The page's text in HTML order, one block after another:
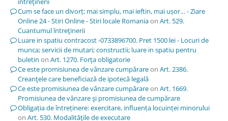
Cum se face un divorț; mai simplu, mai ieftin, mai ușor… - Ziare
Online 24 - Stiri Online - Stiri locale Romaniaon Art. 529.
Cuantumul întreţinerii
Luare in spatiu contracost -0733896700. Pret 1500 lei - Locuri de
munca; servicii de mutari; constructii; luare in spatiu pentru
buletin on Art. 1270. Forţa obligatorie
Ce este promisiunea de vânzare cumpărareon Art. 2386.
Creanţele care beneficiază de ipotecă legală
Ce este promisiunea de vânzare cumpărareon Art. 1669.
Promisiunea de vânzare şi promisiunea de cumpărare
Obligația de întreținere: exercitare, influența locuinței minorului
on Art. 530. Modalităţile de executare